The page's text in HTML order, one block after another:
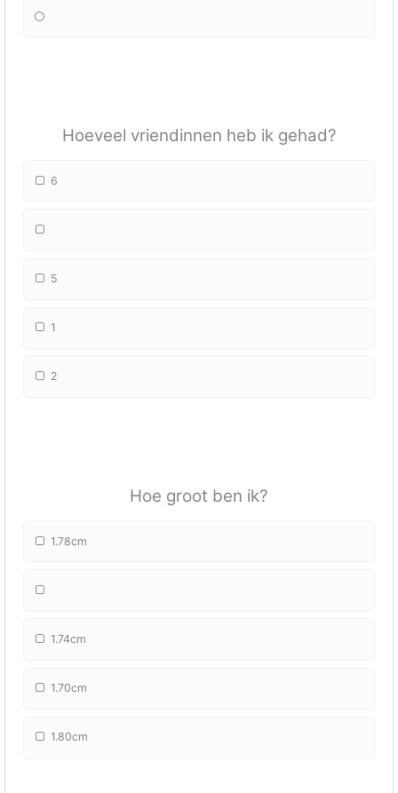
Hoeveel vriendinnen heb ik gehad?
6
5
1
2
Hoe groot ben ik?
1.78cm
1.74cm
1.70cm
1.80cm